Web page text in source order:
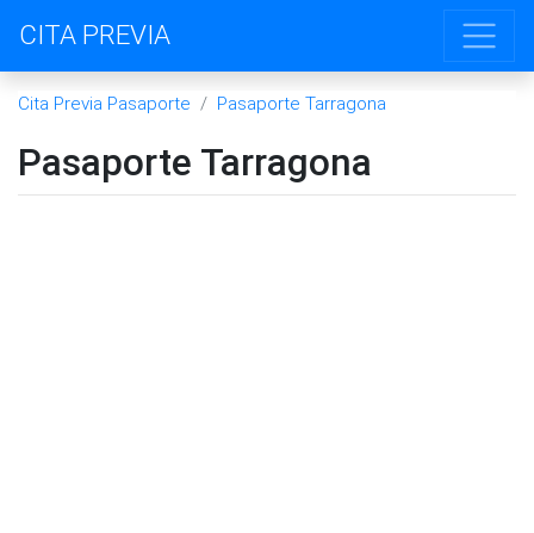
CITA PREVIA
Cita Previa Pasaporte Pasaporte Tarragona
Pasaporte Tarragona